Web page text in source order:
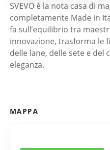
SVEVO è la nota casa di
completamente Made in
fa sull’equilibrio tra
innovazione, trasforma le
delle lane, delle sete e del
eleganza.
MAPPA